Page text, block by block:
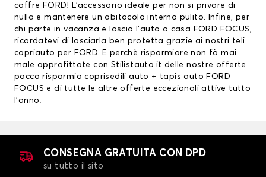
coffre FORD! L’accessorio ideale per non si privare di
nulla e mantenere un abitacolo interno pulito. Infine, per
chi parte in vacanza e lascia l’auto a casa FORD FOCUS,
ricordatevi di lasciarla ben protetta grazie ai nostri teli
copriauto per FORD. E perchè risparmiare non fà mai
male approfittate con Stilistauto.it delle nostre offerte
pacco risparmiocoprisedili auto + tapis auto FORD
FOCUS e di tutte le altre offerte eccezionali attive tutto
l’anno.
CONSEGNA GRATUITA CON DPD
su tutto il sito